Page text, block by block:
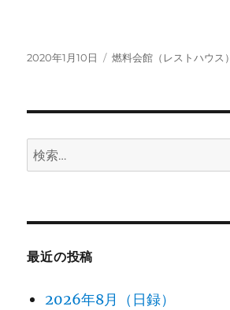
投
2020年1月10日
カ
燃料会館（レストハウス）
検
索:
最近の投稿
2026年8月（日録）